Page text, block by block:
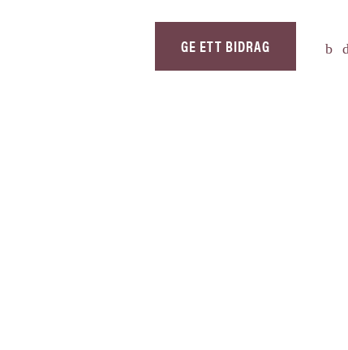
GE ETT BIDRAG